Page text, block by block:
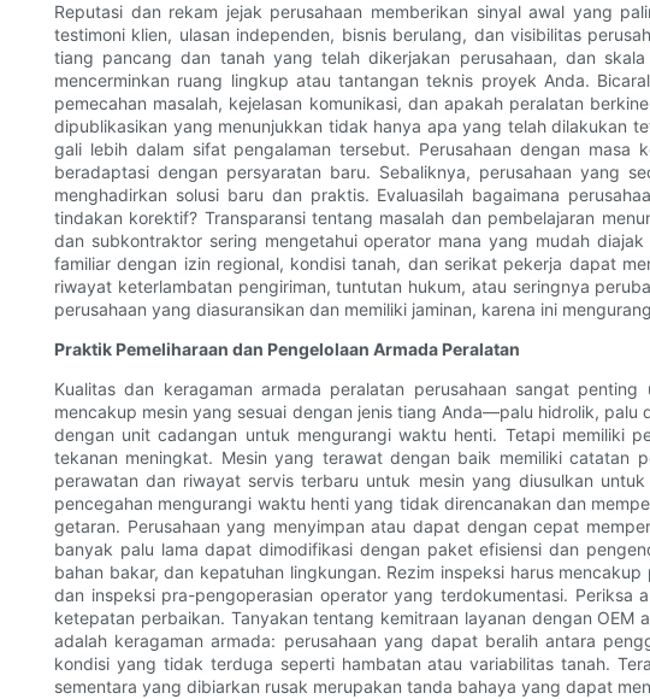
Reputasi dan rekam jejak perusahaan memberikan sinyal awal yang
testimoni klien, ulasan independen, bisnis berulang, dan visibilitas
tiang pancang dan tanah yang telah dikerjakan perusahaan, dan
mencerminkan ruang lingkup atau tantangan teknis proyek Anda.
pemecahan masalah, kejelasan komunikasi, dan apakah peralatan
dipublikasikan yang menunjukkan tidak hanya apa yang telah dilakukan
gali lebih dalam sifat pengalaman tersebut. Perusahaan dengan
beradaptasi dengan persyaratan baru. Sebaliknya, perusahaan yang
menghadirkan solusi baru dan praktis. Evaluasilah bagaimana
tindakan korektif? Transparansi tentang masalah dan pembelajaran
dan subkontraktor sering mengetahui operator mana yang mudah
familiar dengan izin regional, kondisi tanah, dan serikat pekerja dapat
riwayat keterlambatan pengiriman, tuntutan hukum, atau seringnya
perusahaan yang diasuransikan dan memiliki jaminan, karena ini
Praktik Pemeliharaan dan Pengelolaan Armada Peralatan
Kualitas dan keragaman armada peralatan perusahaan sangat
mencakup mesin yang sesuai dengan jenis tiang Anda—palu hidrolik,
dengan unit cadangan untuk mengurangi waktu henti. Tetapi memiliki
tekanan meningkat. Mesin yang terawat dengan baik memiliki catatan
perawatan dan riwayat servis terbaru untuk mesin yang diusulkan
pencegahan mengurangi waktu henti yang tidak direncanakan dan
getaran. Perusahaan yang menyimpan atau dapat dengan cepat
banyak palu lama dapat dimodifikasi dengan paket efisiensi dan
bahan bakar, dan kepatuhan lingkungan. Rezim inspeksi harus
dan inspeksi pra-pengoperasian operator yang terdokumentasi.
ketepatan perbaikan. Tanyakan tentang kemitraan layanan dengan
adalah keragaman armada: perusahaan yang dapat beralih antara
kondisi yang tidak terduga seperti hambatan atau variabilitas tanah.
sementara yang dibiarkan rusak merupakan tanda bahaya yang dapat